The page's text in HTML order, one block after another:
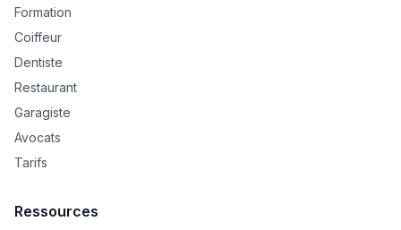
Formation
Coiffeur
Dentiste
Restaurant
Garagiste
Avocats
Tarifs
Ressources